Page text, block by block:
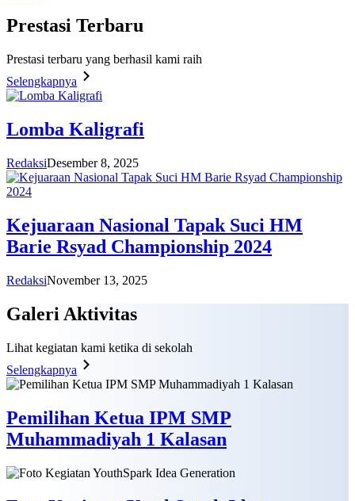
Prestasi Terbaru
Prestasi terbaru yang berhasil kami raih
Selengkapnya
Lomba Kaligrafi
RedaksiDesember 8, 2025
Kejuaraan Nasional Tapak Suci HM
Barie Rsyad Championship 2024
RedaksiNovember 13, 2025
Galeri Aktivitas
Lihat kegiatan kami ketika di sekolah
Selengkapnya
Pemilihan Ketua IPM SMP
Muhammadiyah 1 Kalasan